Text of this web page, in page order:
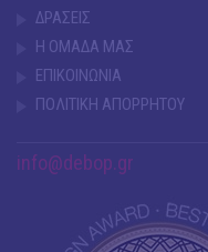
ΔΡΑΣΕΙΣ
Η ΟΜΑΔΑ ΜΑΣ
ΕΠΙΚΟΙΝΩΝΙΑ
ΠΟΛΙΤΙΚΗ ΑΠΟΡΡΗΤΟΥ
info@debop.gr